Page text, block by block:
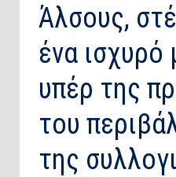
Άλσους,
ένα ισχυρό
υπέρ της
του
της